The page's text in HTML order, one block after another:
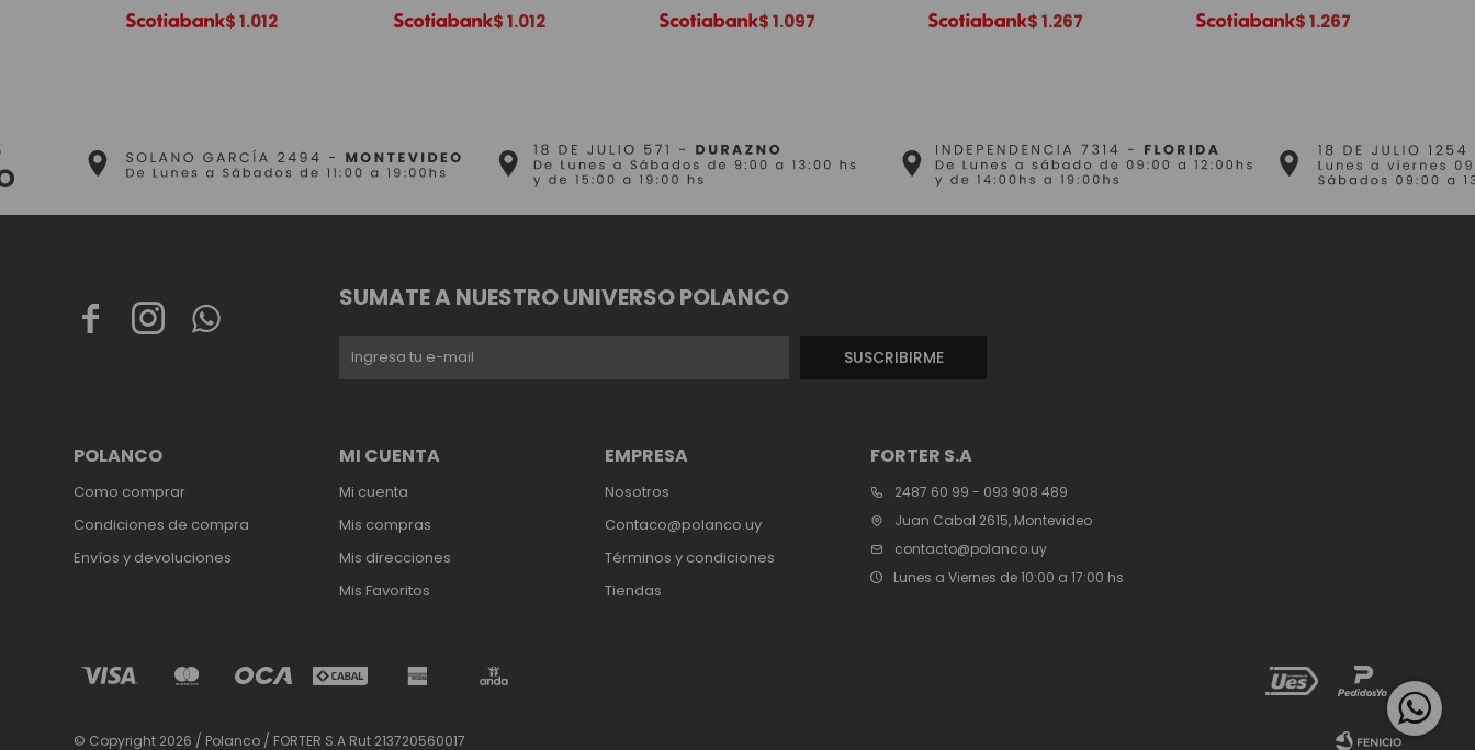
$1.012 $1.012 $1.097 $1.267 $1.267
  
FORTER S.A
2487 60 99 - 093 908 489
Juan Cabal 2615, Montevideo
contacto@polanco.uy
Lunes a Viernes de 10:00 a 17:00 hs
EMPRESA
Nosotros
Contaco@polanco.uy
Términos y condiciones
Tiendas
POLANCO
Como comprar
Condiciones de compra
Envíos y devoluciones
MI CUENTA
Mi cuenta
Mis compras
Mis direcciones
Mis Favoritos
SUMATE A NUESTRO UNIVERSO POLANCO
SUSCRIBIRME
© Copyright 2026 / Polanco / FORTER S.A Rut 213720560017